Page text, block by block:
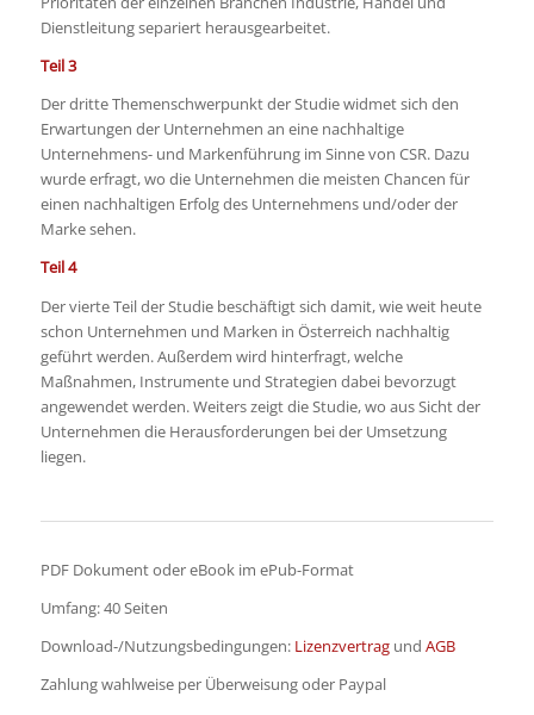
Dienstleitung separiert herausgearbeitet.
Teil 3
Der dritte Themenschwerpunkt der Studie widmet sich den
Erwartungen der Unternehmen an eine nachhaltige
Unternehmens- und Markenführung im Sinne von CSR. Dazu
wurde erfragt, wo die Unternehmen die meisten Chancen für
einen nachhaltigen Erfolg des Unternehmens und/oder der
Marke sehen.
Teil 4
Der vierte Teil der Studie beschäftigt sich damit, wie weit heute
schon Unternehmen und Marken in Österreich nachhaltig
geführt werden. Außerdem wird hinterfragt, welche
Maßnahmen, Instrumente und Strategien dabei bevorzugt
angewendet werden. Weiters zeigt die Studie, wo aus Sicht der
Unternehmen die Herausforderungen bei der Umsetzung
liegen.
PDF Dokument oder eBook im ePub-Format
Umfang: 40 Seiten
Download-/Nutzungsbedingungen: Lizenzvertragund AGB
Zahlung wahlweise per Überweisung oder Paypal